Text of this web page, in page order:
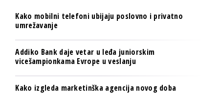
Kako mobilni telefoni ubijaju poslovno i privatno
umrežavanje
Addiko Bank daje vetar u leđa juniorskim
vicešampionkama Evrope u veslanju
Kako izgleda marketinška agencija novog doba